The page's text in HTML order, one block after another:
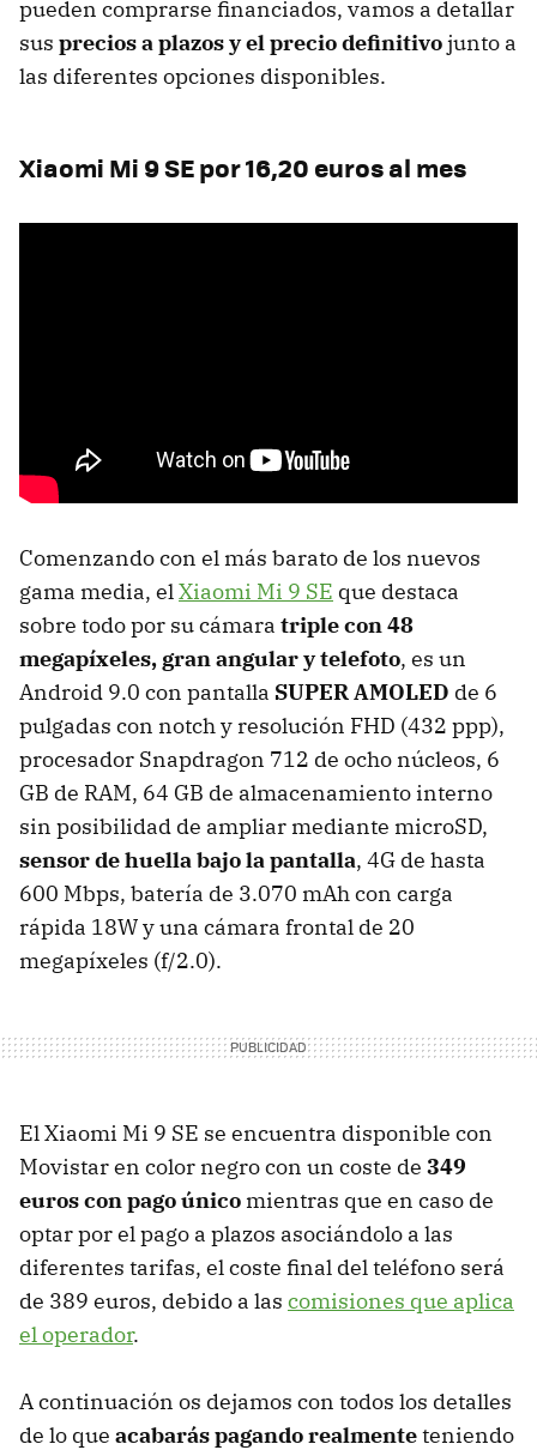
pueden comprarse financiados, vamos a detallar
sus precios a plazos y el precio definitivojunto a
las diferentes opciones disponibles.
Xiaomi Mi 9 SE por 16,20 euros al mes
Comenzando con el más barato de los nuevos
gama media, elXiaomi Mi 9 SE que destaca
sobre todo por su cámara triple con 48
megapíxeles, gran angular y telefoto, es un
Android 9.0 con pantalla SUPER AMOLED de 6
pulgadas con notch y resolución FHD (432 ppp),
procesador Snapdragon 712 de ocho núcleos, 6
GB de RAM, 64 GB de almacenamiento interno
sin posibilidad de ampliar mediante microSD,
sensor de huella bajo la pantalla, 4G de hasta
600 Mbps, batería de 3.070 mAh con carga
rápida 18W y una cámara frontal de 20
megapíxeles (f/2.0).
El Xiaomi Mi 9 SE se encuentra disponible con
Movistar en color negro con un coste de 349
euros con pago único mientras que en caso de
optar por el pago a plazos asociándolo a las
diferentes tarifas, el coste final del teléfono será
de 389 euros, debido a las comisiones que aplica
el operador.
A continuación os dejamos con todos los detalles
de lo que acabarás pagando realmenteteniendo